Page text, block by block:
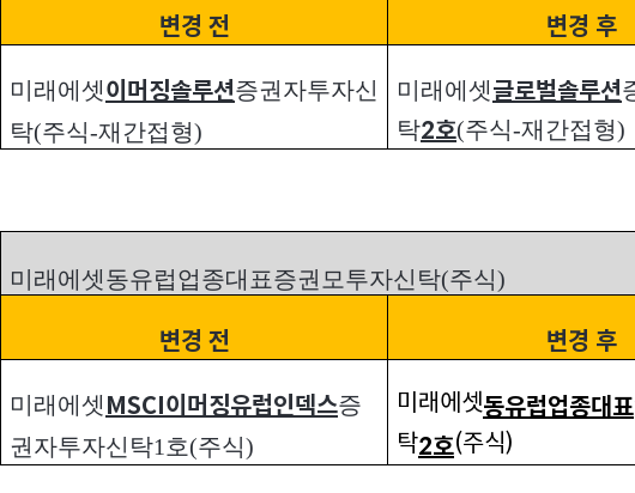
변경 전 변경 후
미래에셋이머징솔루션증권자투자신
탁(주식-재간접형)
미래에셋글로벌솔루션
탁2호(주식-재간접형)
미래에셋동유럽업종대표증권모투자신탁(주식)
변경 전 변경 후
미래에셋 MSCI이머징유럽인덱스증
권자투자신탁1호(주식)
미래에셋동유럽업종대표
탁2호(주식)